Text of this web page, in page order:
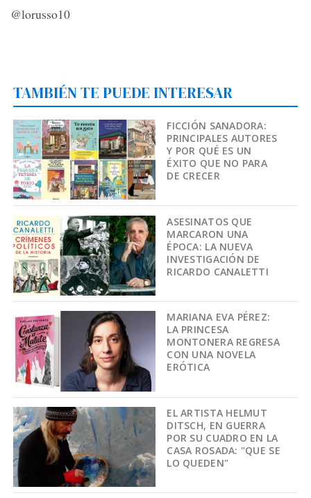
@lorusso10
TAMBIÉN TE PUEDE INTERESAR
FICCIÓN SANADORA:
PRINCIPALES AUTORES
Y POR QUÉ ES UN
ÉXITO QUE NO PARA
DE CRECER
ASESINATOS QUE
MARCARON UNA
ÉPOCA: LA NUEVA
INVESTIGACIÓN DE
RICARDO CANALETTI
MARIANA EVA PÉREZ:
LA PRINCESA
MONTONERA REGRESA
CON UNA NOVELA
ERÓTICA
EL ARTISTA HELMUT
DITSCH, EN GUERRA
POR SU CUADRO EN LA
CASA ROSADA: "QUE SE
LO QUEDEN"